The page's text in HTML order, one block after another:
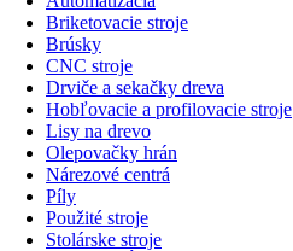
Briketovacie stroje
Brúsky
CNC stroje
Drviče a sekačky dreva
Hobľovacie a profilovacie stroje
Lisy na drevo
Olepovačky hrán
Nárezové centrá
Píly
Použité stroje
Stolárske stroje